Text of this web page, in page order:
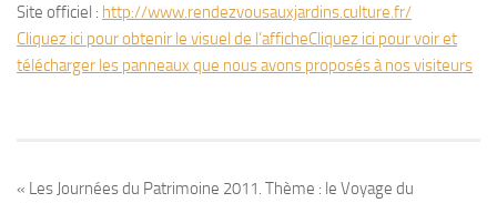
Site officiel : http://www.rendezvousauxjardins.culture.fr/
Cliquez ici pour obtenir le visuel de l’afficheCliquez ici pour voir et
télécharger les panneaux que nous avons proposés à nos visiteurs
« Les Journées du Patrimoine 2011. Thème : le Voyage du